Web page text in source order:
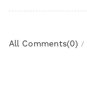
All Comments(0) /